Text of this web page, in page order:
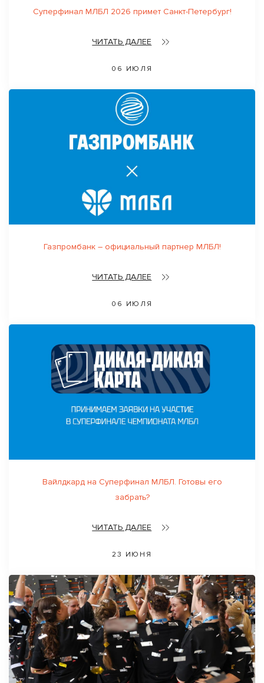
Суперфинал МЛБЛ 2026 примет Санкт-Петербург!
ЧИТАТЬ ДАЛЕЕ
06 ИЮЛЯ
Газпромбанк – официальный партнер МЛБЛ!
ЧИТАТЬ ДАЛЕЕ
06 ИЮЛЯ
Вайлдкард на Суперфинал МЛБЛ. Готовы его
забрать?
ЧИТАТЬ ДАЛЕЕ
23 ИЮНЯ